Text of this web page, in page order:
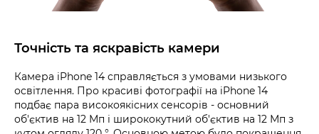
Точність та яскравість камери
Камера iPhone 14 справляється з умовами низького
освітлення. Про красиві фотографії на iPhone 14
подбає пара високоякісних сенсорів - основний
об'єктив на 12 Мп і ширококутний об'єктив на 12 Мп з